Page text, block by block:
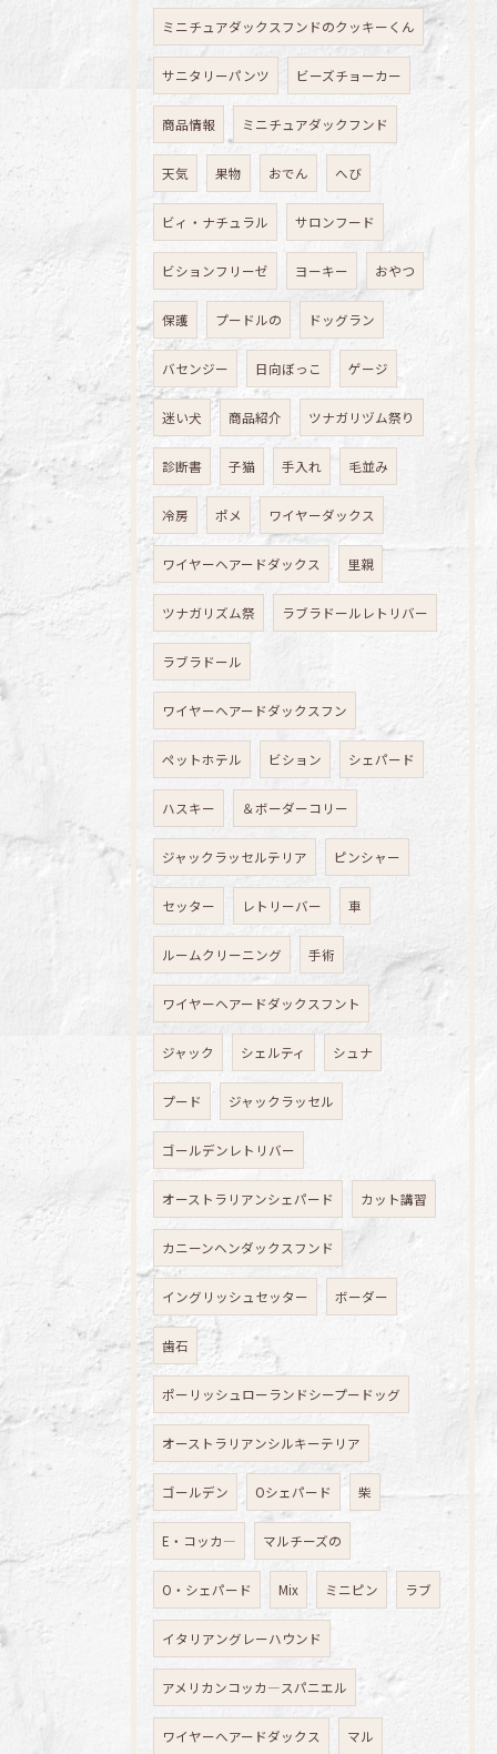
ミニチュアダックスフンドのクッキーくん
サニタリーパンツ ビーズチョーカー
商品情報 ミニチュアダックフンド
天気 果物 おでん へび
ビィ・ナチュラル サロンフード
ビションフリーゼ ヨーキー おやつ
保護 プードルの ドッグラン
バセンジー 日向ぼっこ ゲージ
迷い犬 商品紹介 ツナガリヅム祭り
診断書 子猫 手入れ 毛並み
冷房 ポメ ワイヤーダックス
ワイヤーヘアードダックス 里親
ツナガリズム祭 ラブラドールレトリバー
ラブラドール
ワイヤーヘアードダックスフン
ペットホテル ビション シェパード
ハスキー ＆ボーダーコリー
ジャックラッセルテリア ピンシャー
セッター レトリーバー 車
ルームクリーニング 手術
ワイヤーヘアードダックスフント
ジャック シェルティ シュナ
プード ジャックラッセル
ゴールデンレトリバー
オーストラリアンシェパード カット講習
カニーンヘンダックスフンド
イングリッシュセッター ボーダー
歯石
ポーリッシュローランドシープードッグ
オーストラリアンシルキーテリア
ゴールデン Oシェパード 柴
E・コッカ― マルチーズの
O・シェパード Mix ミニピン ラブ
イタリアングレーハウンド
アメリカンコッカ―スパニエル
ワイヤーへアードダックス マル